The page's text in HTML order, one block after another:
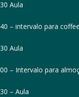
Aula
– intervalo para coffee
Aula
– Intervalo para
– Aula